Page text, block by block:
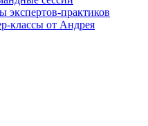
экспертов-практиков
классы от Андрея